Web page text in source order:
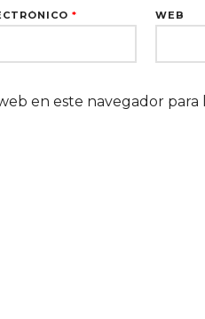
* WEB
en este navegador para